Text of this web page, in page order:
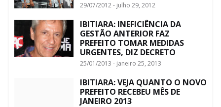
29/07/2012 - julho 29, 2012
IBITIARA: INEFICIÊNCIA DA
GESTÃO ANTERIOR FAZ
PREFEITO TOMAR MEDIDAS
URGENTES, DIZ DECRETO
25/01/2013 - janeiro 25, 2013
IBITIARA: VEJA QUANTO O NOVO
PREFEITO RECEBEU MÊS DE
JANEIRO 2013